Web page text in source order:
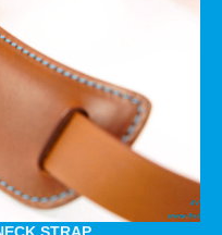
STRAP